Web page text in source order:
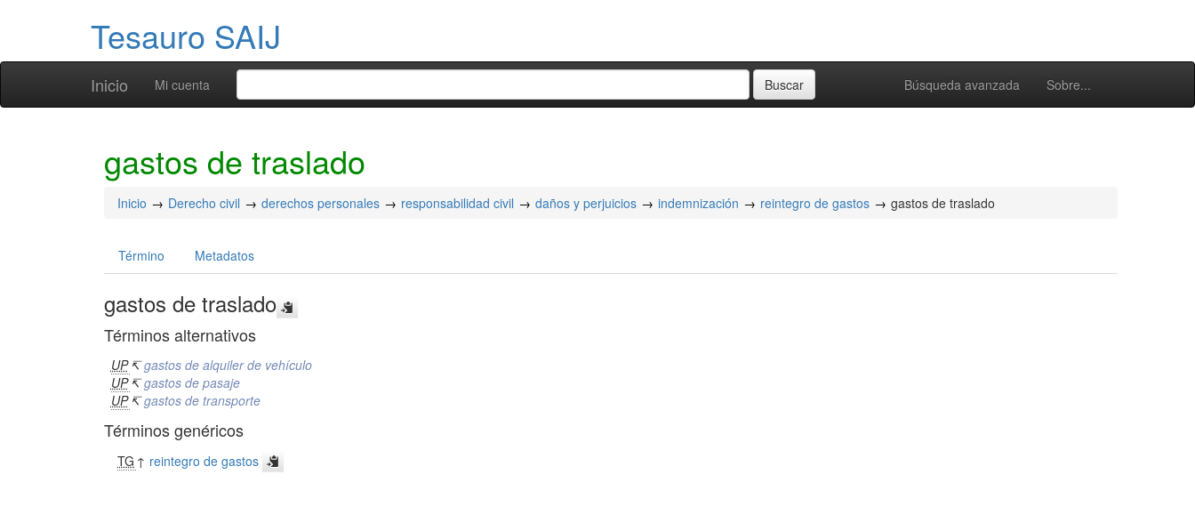
Tesauro SAIJ
Inicio Búsqueda avanzada Sobre...
Mi cuenta
gastos de traslado
Inicio Derecho civil derechos personales responsabilidad civil daños y perjuicios indemnización reintegro de gastos gastos de traslado
Término Metadatos
gastos de traslado
Términos alternativos
UP ↸gastos de alquiler de vehículo
UP ↸gastos de pasaje
UP ↸gastos de transporte
Términos genéricos
TG ↑ reintegro de gastos